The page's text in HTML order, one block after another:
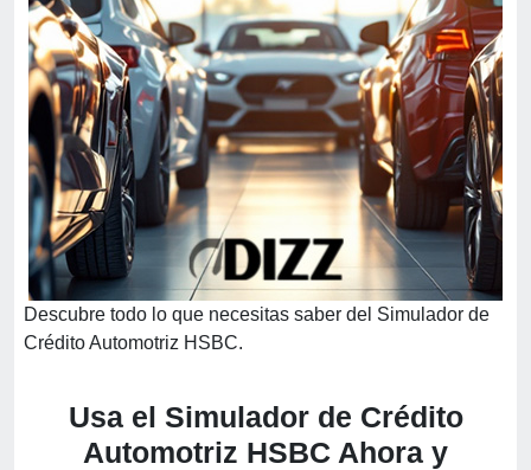
Descubre todo lo que necesitas saber del Simulador de
Crédito Automotriz HSBC.
Usa el Simulador de Crédito
Automotriz HSBC Ahora y